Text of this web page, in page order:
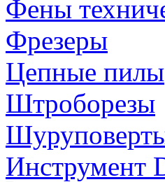
Фены
Фрезеры
Цепные пилы
Штроборезы
Инструмент